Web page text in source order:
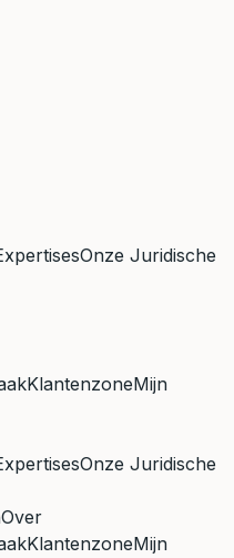
Onze Juridische
KlantenzoneMijn
Onze Juridische
Over
KlantenzoneMijn